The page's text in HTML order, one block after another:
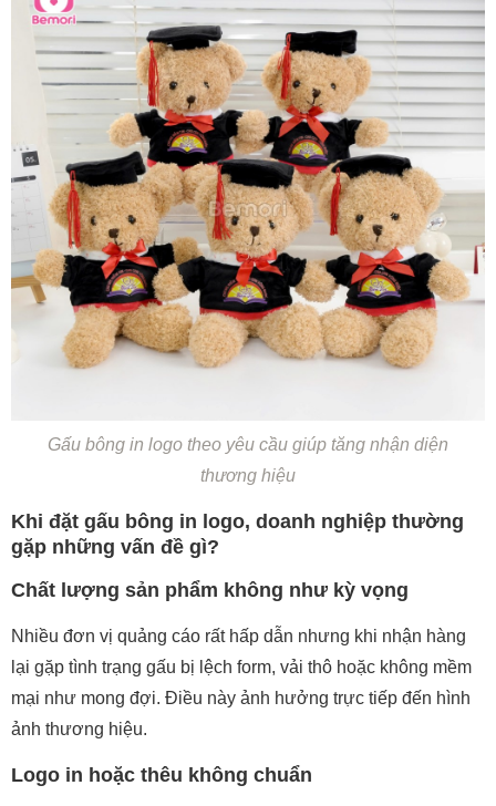
Gấu bông in logo theo yêu cầu giúp tăng nhận diện
thương hiệu
Khi đặt gấu bông in logo, doanh nghiệp thường
gặp những vấn đề gì?
Chất lượng sản phẩm không như kỳ vọng
Nhiều đơn vị quảng cáo rất hấp dẫn nhưng khi nhận hàng
lại gặp tình trạng gấu bị lệch form, vải thô hoặc không mềm
mại như mong đợi. Điều này ảnh hưởng trực tiếp đến hình
ảnh thương hiệu.
Logo in hoặc thêu không chuẩn